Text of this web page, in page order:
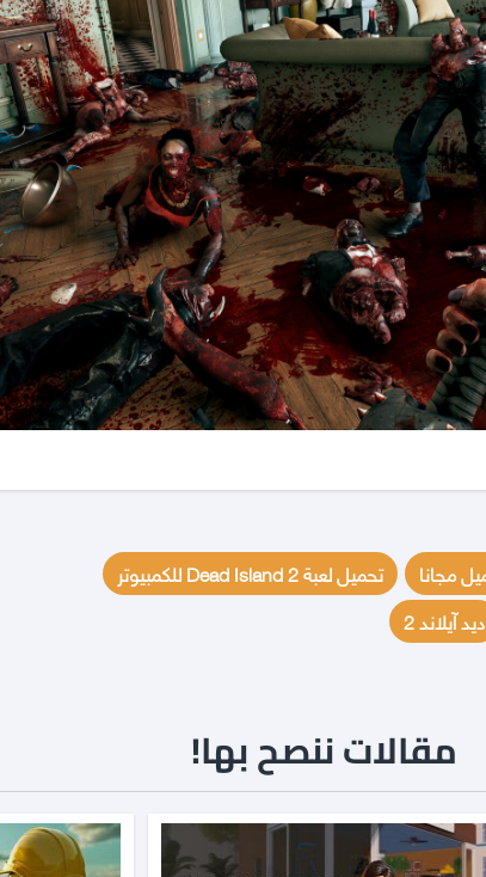
تحميل لعبة Dead Island 2 للكمبيوتر
ديد آيلاند 2
مقالات ننصح بها!